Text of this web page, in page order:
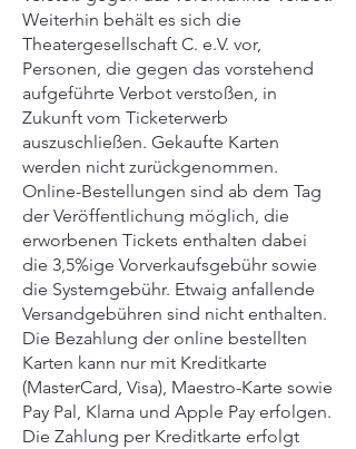
Weiterhin behält es sich die
Theatergesellschaft C. e.V. vor,
Personen, die gegen das vorstehend
aufgeführte Verbot verstoßen, in
Zukunft vom Ticketerwerb
auszuschließen. Gekaufte Karten
werden nicht zurückgenommen.
Online-Bestellungen sind ab dem Tag
der Veröffentlichung möglich, die
erworbenen Tickets enthalten dabei
die 3,5%ige Vorverkaufsgebühr sowie
die Systemgebühr. Etwaig anfallende
Versandgebühren sind nicht enthalten.
Die Bezahlung der online bestellten
Karten kann nur mit Kreditkarte
(MasterCard, Visa), Maestro-Karte sowie
Pay Pal, Klarna und Apple Pay erfolgen.
Die Zahlung per Kreditkarte erfolgt